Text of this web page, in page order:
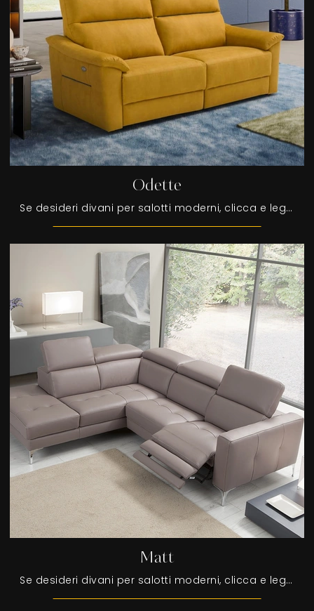
Odette
Se desideri divani per salotti moderni, clicca e leggi di più sul modello Odette in pelle della marca Egoitaliano.
Matt
Se desideri divani per salotti moderni, clicca e leggi di più sul modello Matt in pelle del brand Egoitaliano.